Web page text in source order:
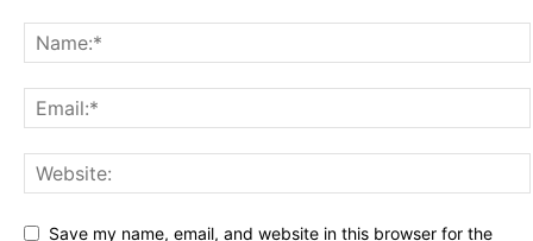
Save my name, email, and website in this browser for the